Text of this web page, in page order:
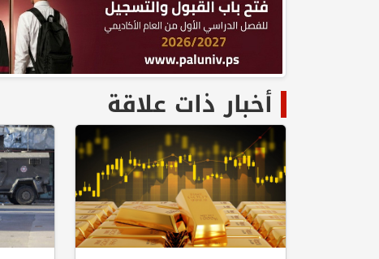
أخبار ذات علاقة